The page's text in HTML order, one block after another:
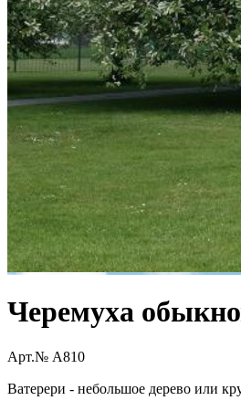
Черемуха
Арт.№ A810
Ватерери - небольшое дерево или